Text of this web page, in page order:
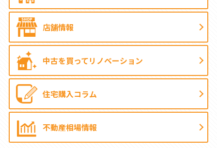
店舗情報
中古を買ってリノベーション
住宅購入コラム
不動産相場情報